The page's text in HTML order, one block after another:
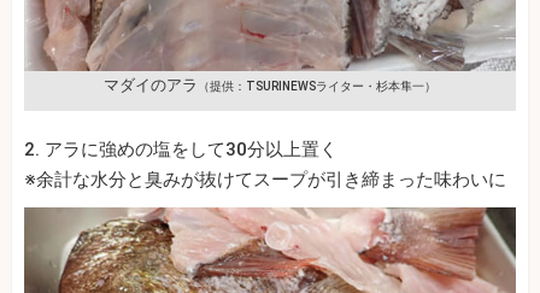
マダイのアラ （提供：TSURINEWSライター・杉本隼一）
2. アラに強めの塩をして30分以上置く
※余計な水分と臭みが抜けてスープが引き締まった味わいに